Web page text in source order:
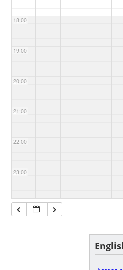
18:00
19:00
20:00
21:00
22:00
23:00